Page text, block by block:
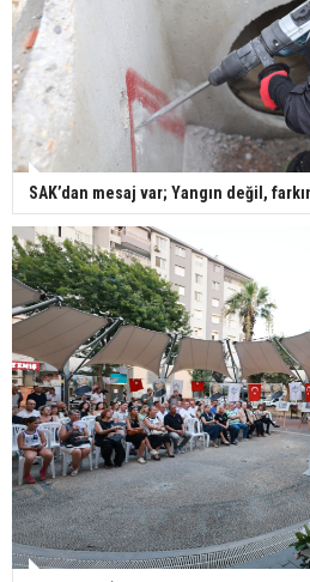
SAK’dan mesaj var; Yangın değil,